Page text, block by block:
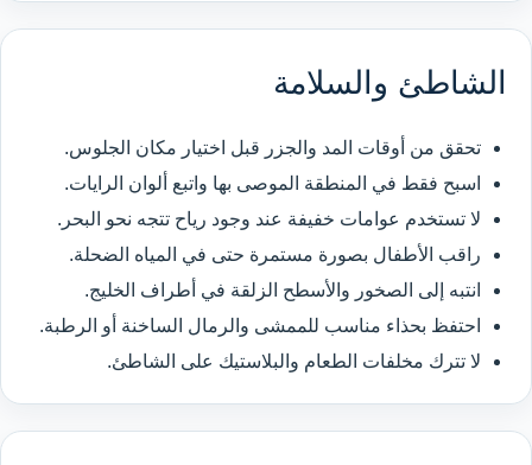
الشاطئ والسلامة
تحقق من أوقات المد والجزر قبل اختيار مكان الجلوس.
اسبح فقط في المنطقة الموصى بها واتبع ألوان الرايات.
لا تستخدم عوامات خفيفة عند وجود رياح تتجه نحو البحر.
راقب الأطفال بصورة مستمرة حتى في المياه الضحلة.
انتبه إلى الصخور والأسطح الزلقة في أطراف الخليج.
احتفظ بحذاء مناسب للممشى والرمال الساخنة أو الرطبة.
لا تترك مخلفات الطعام والبلاستيك على الشاطئ.